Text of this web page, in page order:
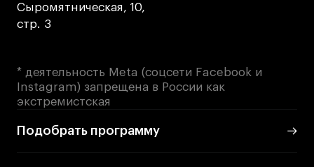
Сыромятническая, 10,
стр. 3
* деятельность Meta (соцсети Facebook и
Instagram) запрещена в России как
экстремистская
Подобрать программу